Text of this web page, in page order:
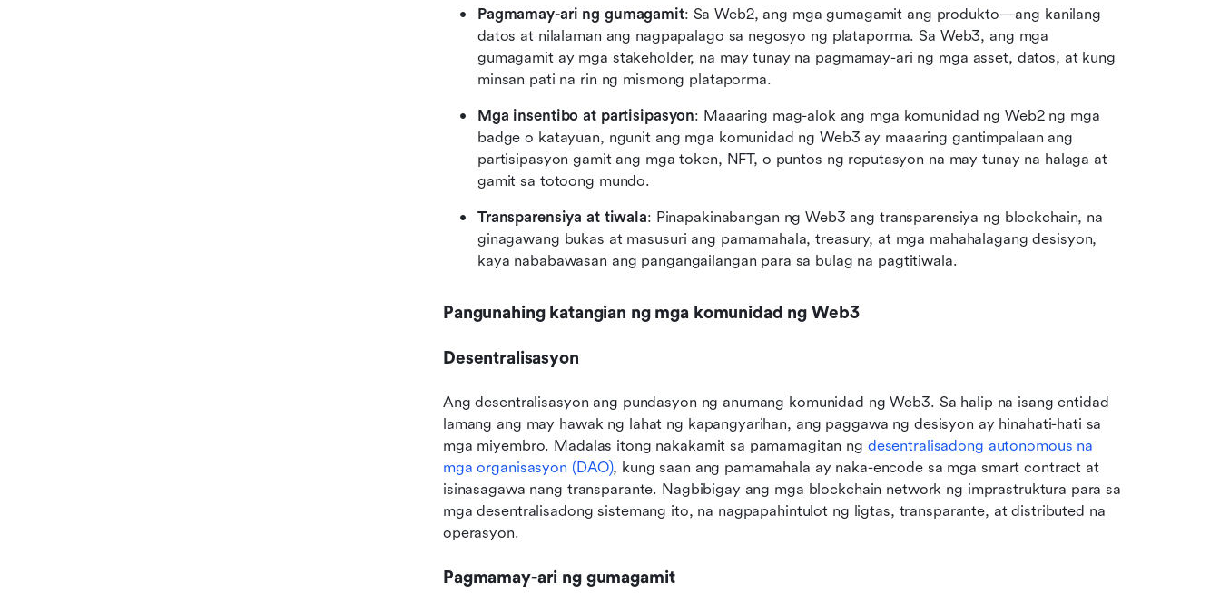
Pagmamay-ari ng gumagamit: Sa Web2, ang mga gumagamit ang produkto—ang kanilang
datos at nilalaman ang nagpapalago sa negosyo ng plataporma. Sa Web3, ang mga
gumagamit ay mga stakeholder, na may tunay na pagmamay-ari ng mga asset, datos, at kung
minsan pati na rin ng mismong plataporma.
Mga insentibo at partisipasyon: Maaaring mag-alok ang mga komunidad ng Web2 ng mga
badge o katayuan, ngunit ang mga komunidad ng Web3 ay maaaring gantimpalaan ang
partisipasyon gamit ang mga token, NFT, o puntos ng reputasyon na may tunay na halaga at
gamit sa totoong mundo.
Transparensiya at tiwala: Pinapakinabangan ng Web3 ang transparensiya ng blockchain, na
ginagawang bukas at masusuri ang pamamahala, treasury, at mga mahahalagang desisyon,
kaya nababawasan ang pangangailangan para sa bulag na pagtitiwala.
Pangunahing katangian ng mga komunidad ng Web3
Desentralisasyon
Ang desentralisasyon ang pundasyon ng anumang komunidad ng Web3. Sa halip na isang entidad
lamang ang may hawak ng lahat ng kapangyarihan, ang paggawa ng desisyon ay hinahati-hati sa
mga miyembro. Madalas itong nakakamit sa pamamagitan ng desentralisadong autonomous na
mga organisasyon (DAO), kung saan ang pamamahala ay naka-encode sa mga smart contract at
isinasagawa nang transparante. Nagbibigay ang mga blockchain network ng imprastruktura para sa
mga desentralisadong sistemang ito, na nagpapahintulot ng ligtas, transparante, at distributed na
operasyon.
Pagmamay-ari ng gumagamit